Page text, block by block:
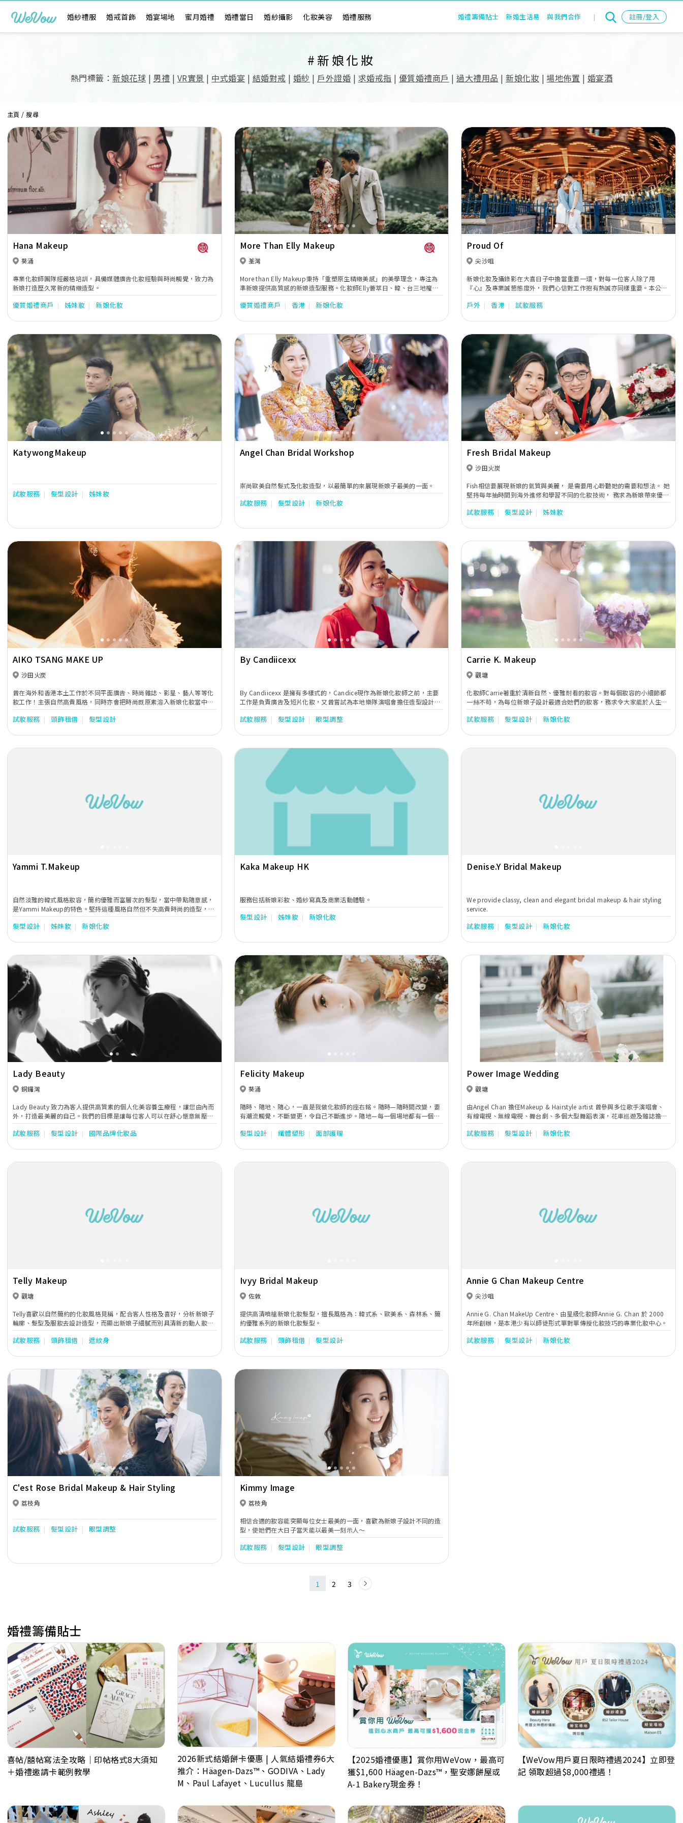
婚紗禮服 婚戒首飾 婚宴場地 蜜月婚禮 婚禮當日 婚紗攝影 化妝美容 婚禮服務 婚禮籌備貼士 新婚生活易 與我們合作 | 註冊/登入
#新娘化妝
熱門標籤：新娘花球 | 男禮 | VR實景 | 中式婚宴 | 結婚對戒 | 婚紗 | 戶外證婚 | 求婚戒指 | 優質婚禮商戶 |過大禮用品 |新娘化妝 |場地佈置 | 婚宴酒
主頁 / 搜尋
Previous Next
Hana Makeup
葵涌
專業化妝師團隊經嚴格培訓，具備媒體廣告化妝經驗與時尚觸覺，致力為
新娘打造歷久常新的精緻造型。
優質婚禮商戶 姊妹妝 新娘化妝
Previous
More Than Elly Makeup
荃灣
More than Elly Makeup秉持「重塑原生精緻美感」的美學理念，專注為
準新娘提供高質感的新娘造型服務。化妝師Elly薈萃日、韓、台三地權威
機構資深認證，重視根據新娘的原生五官與氣質，打造專屬且耐看的優雅
妝容。品牌更以「100% 具象化事前造型規劃」與「極致細膩的全天候隨
成人生中的大日子。 【前瞻性造型規劃！告別不確定性，拒絕「開盲盒」
風險】 深度一對一造型會議： 婚禮前特設專屬溝通環節，絕非單純試
妝！化妝師會與新娘深入對接，從婚紗禮服剪裁、宴會場地風格到現場燈
光呈現，全方位評估並敲定每個環節的造型方向。 100% 具象化預覽，完
美掌控細節： 於大日子前將每一個流程的妝容色調、髮型結構及飾品搭配
完整規劃，讓新娘對婚禮當天的每個登場造型都有絕對的清晰度與信心，
徹底告別「開盲盒」式的備嫁焦慮。 整體視覺美學協調： 不只專注於面
部妝容，更以整體造型師（Overall Stylist）的角度，為新娘提供禮服挑
選、飾品風格的專業搭配建議，呈現和諧的視覺效果。 【日韓台技術融合
｜打造耐看高級妝感】 三地美學完美交融： 融會韓式的清透持久底妝、
日系的精細眼型調整，以及台灣的骨相修容，修飾五官比例，於高清鏡頭
下依然無瑕。 一衫一風格： 拒絕「公式化」改妝。由迎親、證婚到晚
宴，均會根據禮服款式重新調整妝容焦點與髮型結構，讓每次登場都有驚
喜。 【極致細心跟妝｜全程隨侍在側的「安全感」】 全程密切關注： 化
妝師絕非化完妝就離場。從入場前、證婚、敬酒到影相，全程緊貼隨侍，
現場與相片效果同樣完美。
優質婚禮商戶 香港 新娘化妝
Previous Next
Proud Of
尖沙咀
新娘化妝及攝錄影在大喜日子中擔當重要一環，對每一位客人除了用
『心』及專業誠懇態度外，我們心信對工作抱有熱誠亦同樣重要。本公司
的化妝造型師及攝錄影師能為新人永遠留住人生最美、最珍貴、最重要一
天而值得驕傲。
戶外 香港 試妝服務
Previous
KatywongMakeup
試妝服務 髮型設計 姊妹妝
Previous Next
Angel Chan Bridal Workshop
崇尚歐美自然髮式及化妝造型，以最簡單的來展現新娘子最美的一面。
試妝服務 髮型設計 新娘化妝
Previous Next
Fresh Bridal Makeup
沙田火炭
Fish相信要展現新娘的氣質與美麗， 是需要用心聆聽她的需要和想法。 她
堅持每年抽時間到海外進修和學習不同的化妝技術， 務求為新娘帶來優質
的造型服務， 在婚禮上展現最美麗一面。
試妝服務 髮型設計 姊妹妝
Previous
AIKO TSANG MAKE UP
沙田火炭
曾在海外和香港本土工作於不同平面廣告、時尚雜誌、影星、藝人等等化
妝工作！主張自然高貴風格，同時亦會把時尚既原素溶入新娘化妝當中，
度身打造不一樣的新娘。
試妝服務 頭飾租借 髮型設計
Next
By Candiicexx
By Candiicexx 是擁有多樣式的，Candice現作為新娘化妝師之前，主要
工作是負責廣告及短片化妝，又曾嘗試為本地樂隊演唱會擔任造型設計
師，最近也開始接觸攝影。就像我的名字By Candiicexx，By前可以為自
己預留很多可能性，可以是Styling by 、Makeup by及Photo by。同樣
個不同的自己，不要抹殺掉自己的可能性。 Candice喜歡與新娘子面對面
溝通，觀察她們的五官輪廓，氣質及喜好，再經過互相協調和交流，然後
設計出最適合新娘的妝容感覺。
試妝服務 髮型設計 眼型調整
Previous Next
Carrie K. Makeup
觀塘
化妝師Carrie著重於清新自然、優雅耐看的妝容。對每個妝容的小細節都
一絲不苟，為每位新娘子設計最適合她們的妝客，務求令大家能於人生最
重要的日子中散發出屬於自己獨特的光芒及氣質。亦有各類型攝影化妝造
型服務。
試妝服務 髮型設計 新娘化妝
Yammi T.Makeup
自然淡雅的韓式風格妝容，簡約優雅而富層次的髮型，當中帶點隨意感，
是Yammi Makeup的特色。堅持這種風格自然但不失高貴時尚的造型，令
新娘在充滿自信時是最美麗的。
髮型設計 姊妹妝 新娘化妝
Kaka Makeup HK
服務包括新娘彩妝、婚紗寫真及商業活動體驗。
髮型設計 姊妹妝 新娘化妝
Denise.Y Bridal Makeup
We provide classy, clean and elegant bridal makeup & hair styling
service.
試妝服務 髮型設計 新娘化妝
Previous
Lady Beauty
銅鑼灣
Lady Beauty 致力為客人提供高質素的個人化美容養生療程，讓您由內而
外，打造最美麗的自己。我們的目標是讓每位客人可以在舒心愜意無壓力
的氣氛下，享受瀰漫着「美」的服務，努力散發及創造出獨有的美麗和健
康的自己。
試妝服務 髮型設計 國際品牌化妝品
Previous Next
Felicity Makeup
葵涌
隨時、隨地、隨心，一直是我做化妝師的座右銘。隨時—隨時間改變，要
有潮流觸覺，不斷變更，令自己不斷進步。隨地—每一個場地都有一個主
題，便要靈活變通。隨心—隨著每個客人個性和喜好，創造出最貼心和合
適的造型。
髮型設計 纖體塑形 面部護理
Previous Next
Power Image Wedding
觀塘
由Angel Chan 擔任Makeup & Hairstyle artist 曾參與多位歌手演唱會、
有線電視、無線電視、舞台劇、多個大型舞蹈表演，花車巡遊及雜誌擔任
藝人化妝及髮型設計。
試妝服務 髮型設計 新娘化妝
Telly Makeup
觀塘
Telly喜歡以自然簡約的化妝風格見稱，配合客人性格及喜好，分析新娘子
輪廓、髮型及服妝去設計造型，而顯出新娘子細膩而別具清新的動人妝
容。
試妝服務 頭飾租借 遮紋身
Ivyy Bridal Makeup
佐敦
提供高清噴槍新娘化妝髮型，擅長風格為：韓式系、歐美系、森林系、簡
約優雅系列的新娘化妝髮型。
試妝服務 頭飾租借 髮型設計
Annie G Chan Makeup Centre
尖沙咀
Annie G. Chan MakeUp Centre、由星級化妝師Annie G. Chan 於 2000
年所創辦，是本港少有以師徒形式單對單傳授化妝技巧的專業化妝中心。
試妝服務 髮型設計 新娘化妝
Previous Next
C'est Rose Bridal Makeup & Hair Styling
荔枝角
試妝服務 髮型設計 眼型調整
Kimmy Image
荔枝角
相信合適的妝容能突顯每位女士最美的一面，喜歡為新娘子設計不同的造
型，使她們在大日子當天能以最美一刻示人～
試妝服務 髮型設計 眼型調整
1 2 3
婚禮籌備貼士
喜帖/囍帖寫法全攻略｜印帖格式8大須知
＋婚禮邀請卡範例教學
2026新式結婚餅卡優惠 | 人氣結婚禮券6大
推介：Häagen-Dazs™、GODIVA、Lady
M、Paul Lafayet、Lucullus 龍島
【2025婚禮優惠】賞你用WeVow，最高可
獲$1,600 Häagen-Dazs™，聖安娜餅屋或
A-1 Bakery現金券！
【WeVow用戶夏日限時禮遇2024】立即登
記 領取超過$8,000禮遇！